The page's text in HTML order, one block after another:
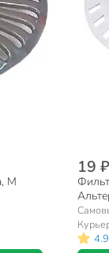
М
19 ₽
4.9